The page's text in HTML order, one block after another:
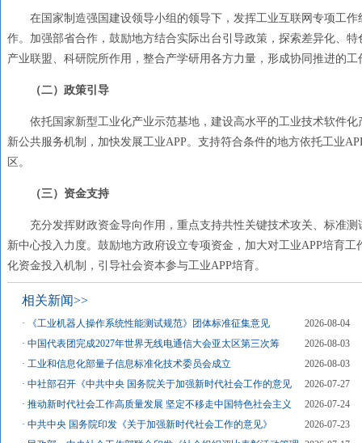
在国家制造强国建设领导小组的领导下，发挥工业互联网专项工
作。加强部省合作，鼓励地方结合实际出台引导政策，探索差异化、
产业联盟、科研院所作用，整合产学研用各方力量，形成协同推进的
（二）政策引导
依托国家新型工业化产业示范基地，建设高水平的工业技术软件
新公共服务机制，加快发展工业APP。支持符合条件的地方依托工业
区。
（三）资金支持
充分发挥财政资金导向作用，重点支持共性关键技术攻关、标准
新中心投入力度。鼓励地方政府设立专项资金，加大对工业APP培育工
化资金投入机制，引导社会资本参与工业APP培育。
相关新闻>>
· 《工业机器人操作系统性能测试规范》团体标准征集意见
2026-08-04
·中国代表团完成2027年世界无线电通信大会亚太区第三次筹
2026-08-03
·工业和信息化部量子信息标准化技术委员会成立
2026-08-03
·中社部召开《中共中央 国务院关于加强新时代社会工作的意见
2026-07-27
·推动新时代社会工作高质量发展 坚定不移走中国特色社会主义
2026-07-24
·中共中央 国务院印发《关于加强新时代社会工作的意见》
2026-07-23